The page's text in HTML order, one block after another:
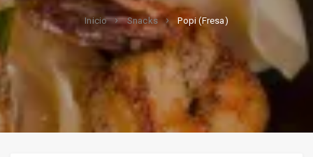
Inicio Snacks Popi (Fresa)